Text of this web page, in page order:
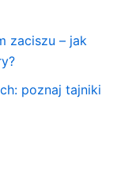
zaciszu – jak
poznaj tajniki